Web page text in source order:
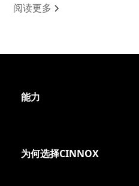
阅读更多
能力
为何选择CINNOX